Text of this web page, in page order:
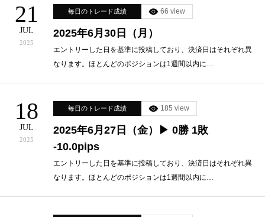
21
JUL
2025
毎日のトレード成績 66 view
2025年6月30日（月）
エントリーした日を基準に投稿しており、決済日はそれぞれ異
なります。ほとんどのポジションは1週間以内に…
18
JUL
2025
毎日のトレード成績 185 view
2025年6月27日（金）▶ 0勝 1敗
-10.0pips
エントリーした日を基準に投稿しており、決済日はそれぞれ異
なります。ほとんどのポジションは1週間以内に…